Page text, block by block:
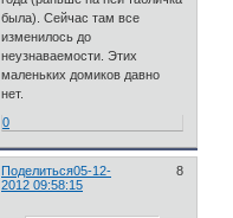
была). Сейчас там все
изменилось до
неузнаваемости. Этих
маленьких домиков давно
нет.
0
Поделиться 8
05-12-
2012 09:58:15